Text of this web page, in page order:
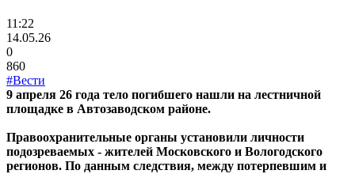
11:22
14.05.26
0
860
#Вести
9 апреля 26 года тело погибшего нашли на лестничной
площадке в Автозаводском районе.
Правоохранительные органы установили личности
подозреваемых - жителей Московского и Вологодского
регионов. По данным следствия, между потерпевшим и